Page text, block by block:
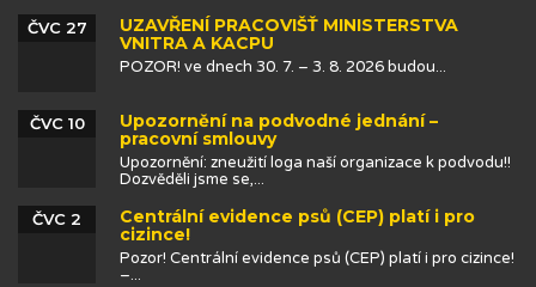
UZAVŘENÍ PRACOVIŠŤ MINISTERSTVA
VNITRA A KACPU
ČVC 27
POZOR! ve dnech 30. 7. – 3. 8. 2026 budou...
Upozornění na podvodné jednání –
pracovní smlouvy
ČVC 10
Upozornění: zneužití loga naší organizace k podvodu!!
Dozvěděli jsme se,...
Centrální evidence psů (CEP) platí i pro
cizince!
ČVC 2
Pozor! Centrální evidence psů (CEP) platí i pro cizince!
–...